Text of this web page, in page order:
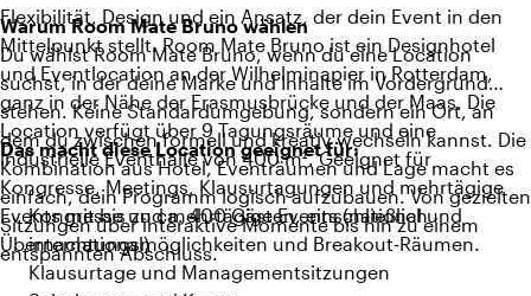
Flexibilität, Design und ein Ansatz, der dein Event in den
Mittelpunkt stellt. Room Mate Bruno ist ein Designhotel
und Eventlocation an der Wilhelminapier in Rotterdam,
ganz in der Nähe der Erasmusbrücke und der Maas. Die
Location verfügt über 9 Tagungsräume und eine
industrielle Eventhalle von 400 m². Geeignet für
Kongresse, Meetings, Klausurtagungen und mehrtägige
Events mit bis zu ca. 400 Gästen, einschließlich
Übernachtungsmöglichkeiten und Breakout-Räumen.
Warum Room Mate Bruno wählen
Du wählst Room Mate Bruno, wenn du eine Location
suchst, in der deine Marke und Inhalte im Vordergrund
stehen. Keine Standardumgebung, sondern ein Ort, an
dem du zwischen formell und kreativ wechseln kannst. Die
Kombination aus Hotel, Eventräumen und Lage macht es
einfach, dein Programm logisch aufzubauen. Von gezielten
Sitzungen über interaktive Momente bis hin zu einem
entspannten Abschluss.
Das macht diese Location geeignet für:
Kongresse und mehrtägige Events (national und
international)
Klausurtage und Managementsitzungen